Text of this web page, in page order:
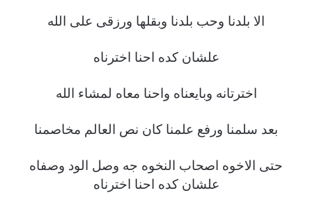
الا بلدنا وحب بلدنا وبقلها ورزقى على الله
علشان كده احنا اخترناه
اخترتانه وبايعناه واحنا معاه لمشاء الله
بعد سلمنا ورفع علمنا كان نص العالم مخاصمنا
حتى الاخوه اصحاب النخوه جه وصل الود وصفاه
علشان كده احنا اخترناه